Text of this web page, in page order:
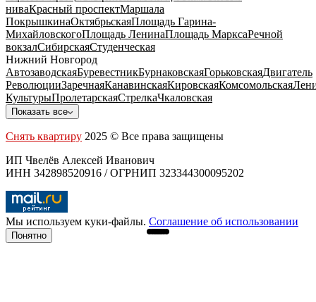
ниваКрасный проспектМаршала
ПокрышкинаОктябрьскаяПлощадь Гарина-
МихайловскогоПлощадь ЛенинаПлощадь МарксаРечной
вокзалСибирскаяСтуденческая
Нижний Новгород
АвтозаводскаяБуревестникБурнаковскаяГорьковскаяДвигатель
РеволюцииЗаречнаяКанавинскаяКировскаяКомсомольская
КультурыПролетарскаяСтрелкаЧкаловская
Показать все
Снять квартиру 2025 © Все права защищены
ИП Чвелёв Алексей Иванович
ИНН 342898520916 / ОГРНИП 323344300095202
Мы используем куки-файлы. Соглашение об использовании
Понятно